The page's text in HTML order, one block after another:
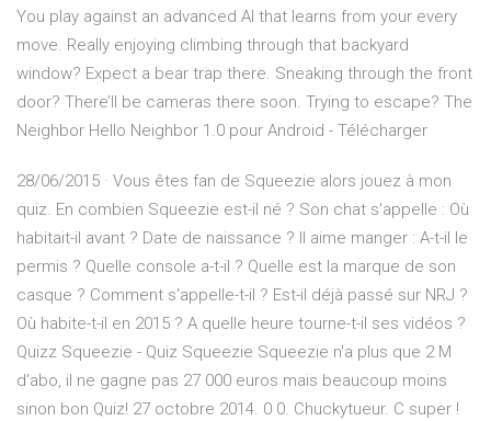
You play against an advanced AI that learns from your every
move. Really enjoying climbing through that backyard
window? Expect a bear trap there. Sneaking through the front
door? There’ll be cameras there soon. Trying to escape? The
Neighbor Hello Neighbor 1.0 pour Android - Télécharger
28/06/2015 · Vous êtes fan de Squeezie alors jouez à mon
quiz. En combien Squeezie est-il né ? Son chat s'appelle : Où
habitait-il avant ? Date de naissance ? Il aime manger : A-t-il le
permis ? Quelle console a-t-il ? Quelle est la marque de son
casque ? Comment s'appelle-t-il ? Est-il déjà passé sur NRJ ?
Où habite-t-il en 2015 ? A quelle heure tourne-t-il ses vidéos ?
Quizz Squeezie - Quiz Squeezie Squeezie n'a plus que 2 M
d'abo, il ne gagne pas 27 000 euros mais beaucoup moins
sinon bon Quiz! 27 octobre 2014. 0 0. Chuckytueur. C super !